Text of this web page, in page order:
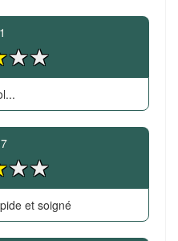
et soigné